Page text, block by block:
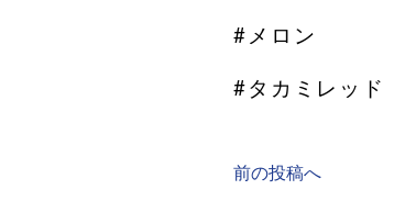
#メロン
#タカミレッド
前の投稿へ